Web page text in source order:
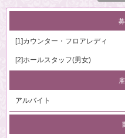
[1]カウンター・フロアレディ
[2]ホールスタッフ(男女)
アルバイト